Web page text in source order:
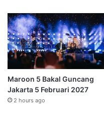
Maroon 5 Bakal Guncang
Jakarta 5 Februari 2027
2 hours ago